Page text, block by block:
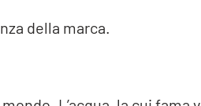
della marca.